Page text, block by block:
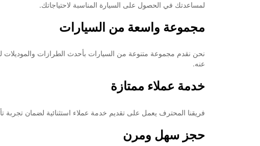
مغلق
لمساعدتك في الحصول على السيارة المناسبة لاحتياجاتك.
مجموعة واسعة من السيارات
نحن نقدم مجموعة متنوعة من السيارات بأحدث الطرازات والموديلات
عنه.
خدمة عملاء ممتازة
فريقنا المحترف يعمل على تقديم خدمة عملاء استثنائية لضمان
حجز سهل ومرن